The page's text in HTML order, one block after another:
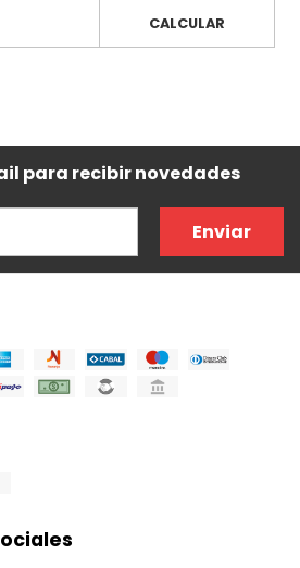
CALCULAR
para recibir novedades
Enviar